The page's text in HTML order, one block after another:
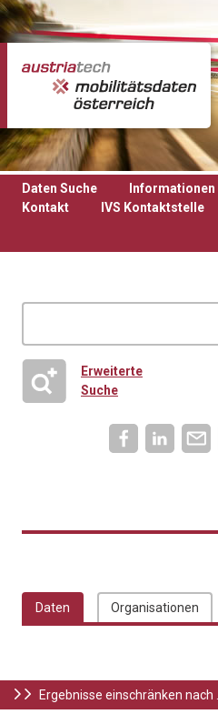
Direkt zum Inhalt
Daten Suche Informationen
Kontakt
IVS Kontaktstelle
Erweiterte
Suche
Daten Organisationen
Ergebnisse einschränken nach ...